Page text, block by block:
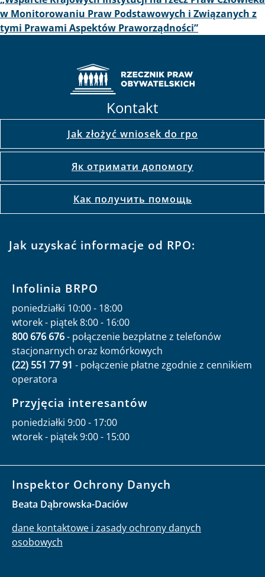
w Monitorowaniu Praw Podstawowych i Związanych z
tymi Prawami Aspektów Praworządności”
Kontakt
Jak złożyć wniosek do rpo
Як отримати допомогу
Как получить помощь
Jak uzyskać informacje od RPO:
Infolinia BRPO
poniedziałki 10:00 - 18:00
wtorek - piątek 8:00 - 16:00
800 676 676- połączenie bezpłatne z telefonów
stacjonarnych oraz komórkowych
(22) 551 77 91 - połączenie płatne zgodnie z cennikiem
operatora
Przyjęcia interesantów
poniedziałki 9:00 - 17:00
wtorek - piątek 9:00 - 15:00
Inspektor Ochrony Danych
Beata Dąbrowska-Daciów
dane kontaktowe i zasady ochrony danych
osobowych